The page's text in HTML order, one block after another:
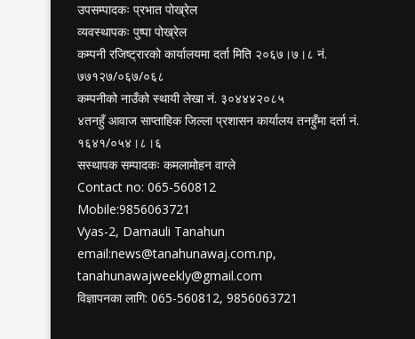
उपसम्पादकः प्रभात पोख्रेल
व्यवस्थापकः पुष्पा पोख्रेल
कम्पनी रजिष्ट्रारको कार्यालयमा दर्ता मिति २०६७।७।८ नं.
७७१२७/०६७/०६८
कम्पनीको नाउँको स्थायी लेखा नं. ३०४४४२०८५
४तनहुँ आवाज साप्ताहिक जिल्ला प्रशासन कार्यालय तनहुँमा दर्ता नं.
१६४१/०५४।८।६
सस्थापक सम्पादकः कमलामोहन वाग्ले
Contact no: 065-560812
Mobile:9856063721
Vyas-2, Damauli Tanahun
email:news@tanahunawaj.com.np,
tanahunawajweekly@gmail.com
विज्ञापनका लागि: 065-560812, 9856063721